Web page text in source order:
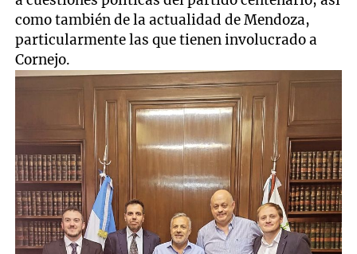
como también de la actualidad de Mendoza,
particularmente las que tienen involucrado a
Cornejo.